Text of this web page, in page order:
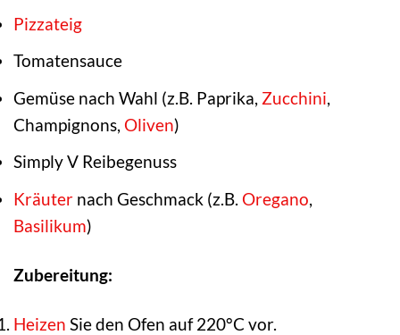
Pizzateig
Tomatensauce
Gemüse nach Wahl (z.B. Paprika, Zucchini,
Champignons, Oliven)
Simply V Reibegenuss
Kräuter nach Geschmack (z.B. Oregano,
Basilikum)
Zubereitung:
Heizen Sie den Ofen auf 220°C vor.